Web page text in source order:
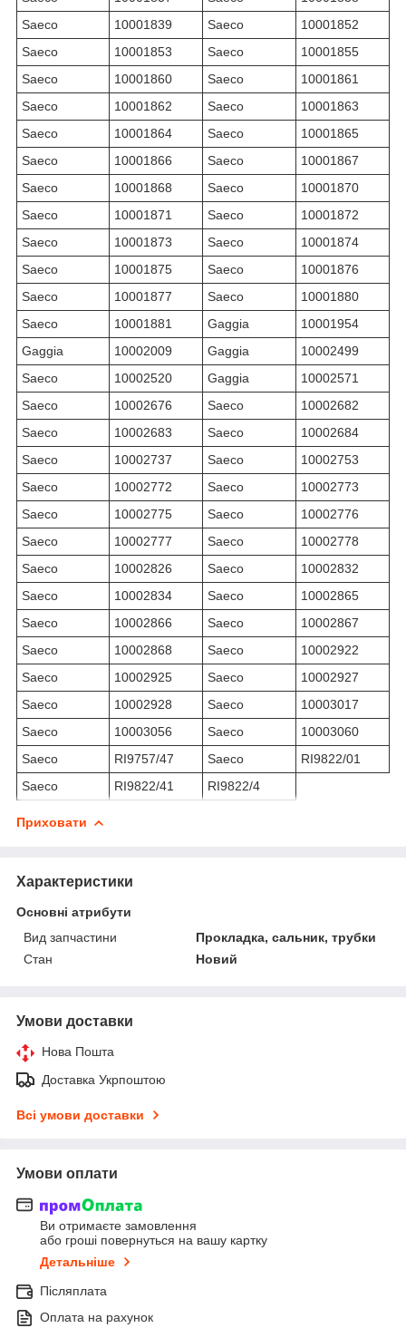
Saeco
10001839 Saeco
10001852
Saeco
10001853 Saeco
10001855
Saeco
10001860 Saeco
10001861
Saeco
10001862 Saeco
10001863
Saeco
10001864 Saeco
10001865
Saeco
10001866 Saeco
10001867
Saeco
10001868 Saeco
10001870
Saeco
10001871 Saeco
10001872
Saeco
10001873 Saeco
10001874
Saeco
10001875 Saeco
10001876
Saeco
10001877 Saeco
10001880
Saeco
10001881 Gaggia
10001954
Gaggia
10002009 Gaggia
10002499
Saeco
10002520 Gaggia
10002571
Saeco
10002676 Saeco
10002682
Saeco
10002683 Saeco
10002684
Saeco
10002737 Saeco
10002753
Saeco
10002772 Saeco
10002773
Saeco
10002775 Saeco
10002776
Saeco
10002777 Saeco
10002778
Saeco
10002826 Saeco
10002832
Saeco
10002834 Saeco
10002865
Saeco
10002866 Saeco
10002867
Saeco
10002868 Saeco
10002922
Saeco
10002925 Saeco
10002927
Saeco
10002928 Saeco
10003017
Saeco
10003056 Saeco
10003060
Saeco
RI9757/47 Saeco
RI9822/01
Saeco
RI9822/41 RI9822/4
Приховати
Характеристики
Основні атрибути
Вид запчастини
Прокладка, сальник, трубки
Стан
Новий
Умови доставки
Нова Пошта
Доставка Укрпоштою
Всі умови доставки
Умови оплати
Ви отримаєте замовлення
або гроші повернуться на вашу картку
Детальніше
Післяплата
Оплата на рахунок